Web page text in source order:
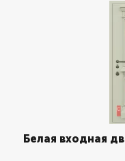
Белая входная